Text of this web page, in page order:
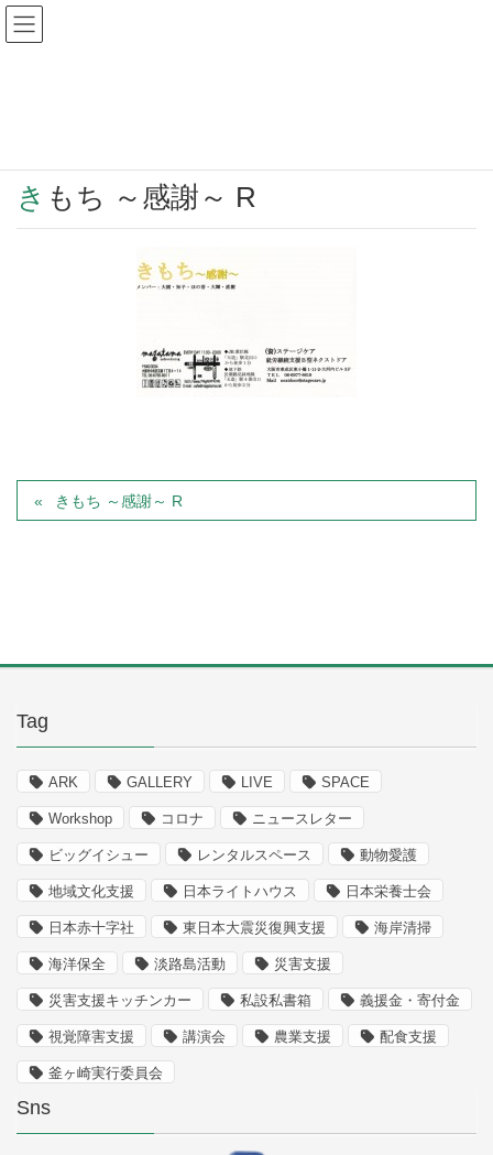
Warning
きもち ～感謝～ R
きもち ～感謝～ R
Tag
ARK GALLERY LIVE SPACE
Workshop コロナ ニュースレター
ビッグイシュー レンタルスペース 動物愛護
地域文化支援 日本ライトハウス 日本栄養士会
日本赤十字社 東日本大震災復興支援 海岸清掃
海洋保全 淡路島活動 災害支援
災害支援キッチンカー 私設私書箱 義援金・寄付金
視覚障害支援 講演会 農業支援 配食支援
釜ヶ崎実行委員会
Sns